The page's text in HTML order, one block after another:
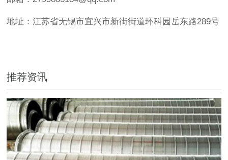
地址：江苏省无锡市宜兴市新街街道环科园岳东路289号
推荐资讯